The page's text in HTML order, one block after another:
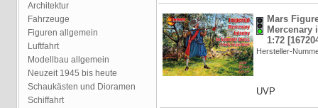
Architektur
Fahrzeuge
Figuren allgemein
Luftfahrt
Modellbau allgemein
Neuzeit 1945 bis heute
Schaukästen und Dioramen
Schiffahrt
Mars
Mercenary
1:72
Hersteller-
UVP